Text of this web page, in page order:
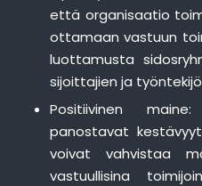
että organisaatio
ottamaan vastuun
luottamusta
sijoittajien ja
Positiivinen
panostavat
voivat vahvistaa
vastuullisina